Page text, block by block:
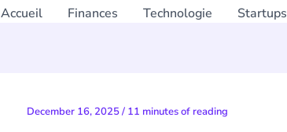
Accueil Finances Technologie Startups
December 16, 2025/ 11 minutes of reading